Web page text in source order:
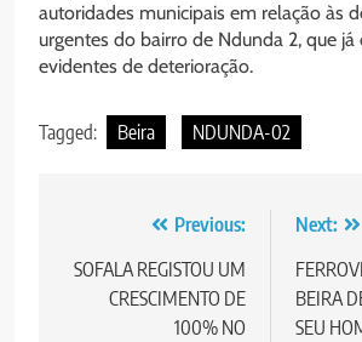
autoridades municipais em relação às
urgentes do bairro de Ndunda 2, que
evidentes de deterioração.
Tagged: Beira NDUNDA-02
navigation
Previous:
SOFALA REGISTOU UM
CRESCIMENTO DE
100% NO
Next:
BEIRA
SEU